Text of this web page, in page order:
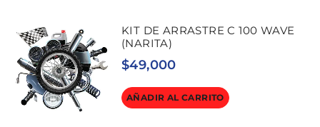
KIT DE ARRASTRE C 100 WAVE
(NARITA)
$49,000
AÑADIR AL CARRITO